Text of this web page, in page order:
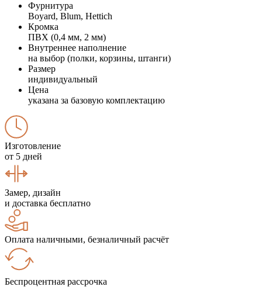
Фурнитура
Boyard, Blum, Hettich
Кромка
ПВХ (0,4 мм, 2 мм)
Внутреннее наполнение
на выбор (полки, корзины, штанги)
Размер
индивидуальный
Цена
указана за базовую комплектацию
Изготовление
от 5 дней
Замер, дизайн
и доставка бесплатно
Оплата наличными, безналичный расчёт
Беспроцентная рассрочка